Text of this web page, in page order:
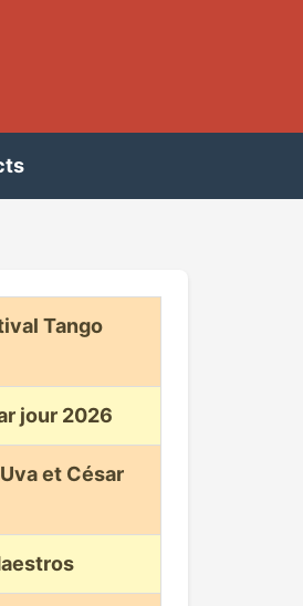
Tango
jour 2026
et César